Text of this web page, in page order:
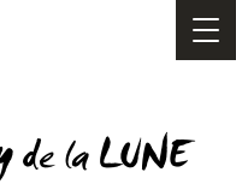
de la LUNE